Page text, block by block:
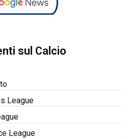
sul Calcio
League
League